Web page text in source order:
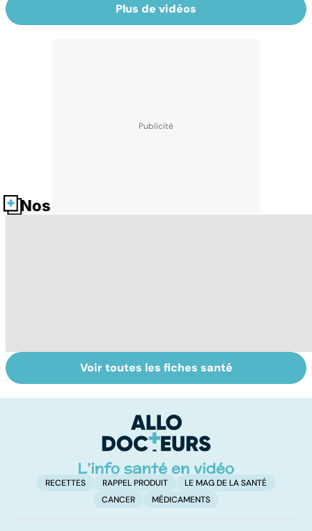
Plus de vidéos
Nos fiches santé
HPV : tout savoir
sur les
Gynéco : un suivi
pour la vie
Voir toutes les fiches santé
RECETTES RAPPEL PRODUIT
LE MAG DE LA SANTÉ
CANCER
MÉDICAMENTS